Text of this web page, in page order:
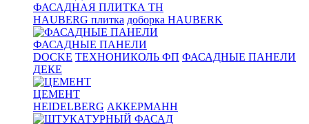
ФАСАДНАЯ ПЛИТКА ТН
HAUBERG плитка доборка HAUBERK
ФАСАДНЫЕ ПАНЕЛИ
DOCKE ТЕХНОНИКОЛЬ ФП ФАСАДНЫЕ ПАНЕЛИ
ДЕКЕ
ЦЕМЕНТ
HEIDELBERG АККЕРМАНН